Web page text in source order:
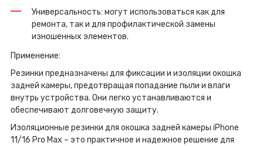
Универсальность: могут использоваться как для
ремонта, так и для профилактической замены
изношенных элементов.
Применение:
Резинки предназначены для фиксации и изоляции окошка
задней камеры, предотвращая попадание пыли и влаги
внутрь устройства. Они легко устанавливаются и
обеспечивают долговечную защиту.
Изоляционные резинки для окошка задней камеры iPhone
11/16 Pro Max – это практичное и надежное решение для